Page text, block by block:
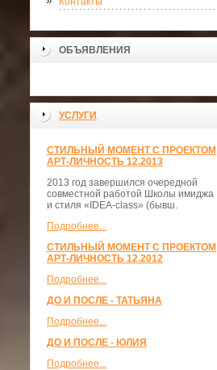
ОБЪЯВЛЕНИЯ
УСЛУГИ
СТИЛЬНЫЙ МОМЕНТ С ПРОЕКТОМ
АРТ-ЛИЧНОСТЬ 12.2013
2013 год завершился очередной
совместной работой Школы имиджа
и стиля «IDEA-class» (бывш.
Подробнее...
СТИЛЬНЫЙ МОМЕНТ С ПРОЕКТОМ
АРТ-ЛИЧНОСТЬ 12.2012
Подробнее...
ДО И ПОСЛЕ - ТАТЬЯНА
Подробнее...
ДО И ПОСЛЕ - ЮЛИЯ
Подробнее...